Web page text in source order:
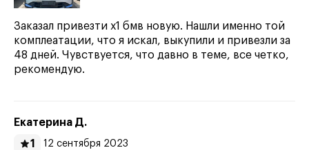
Заказал привезти х1 бмв новую. Нашли именно той
комплеатации, что я искал, выкупили и привезли за
48 дней. Чувствуется, что давно в теме, все четко,
рекомендую.
Екатерина Д.
1
12 сентября 2023